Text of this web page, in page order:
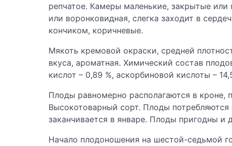
репчатое. Камеры маленькие, закрытые
или воронковидная, слегка заходит в
кончиком, коричневые.
Мякоть кремовой окраски, средней
вкуса, ароматная. Химический состав
кислот – 0,89 %, аскорбиновой кислоты –
Плоды равномерно располагаются в кроне,
Высокотоварный сорт. Плоды
заканчивается в январе. Плоды пригодны и
Начало плодоношения на шестой-седьмой